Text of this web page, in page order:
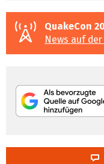
QuakeCon
News auf